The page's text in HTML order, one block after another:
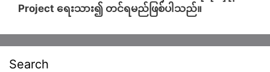
Project ရေးသား၍ တင်ရမည်ဖြစ်ပါသည်။
Search